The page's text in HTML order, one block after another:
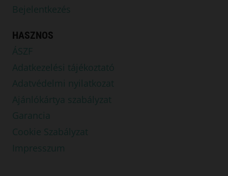
Bejelentkezés
HASZNOS
ÁSZF
Adatkezelési tájékoztató
Adatvédelmi nyilatkozat
Ajánlókártya szabályzat
Garancia
Cookie Szabályzat
Impresszum